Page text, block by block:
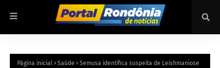
Página inicial Saúde
Semusa identifica suspeita de Leishmaniose